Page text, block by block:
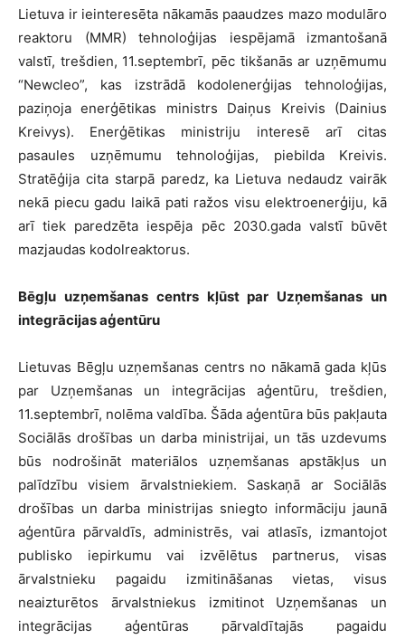
Lietuva ir ieinteresēta nākamās paaudzes mazo modulāro
reaktoru (MMR) tehnoloģijas iespējamā izmantošanā
valstī, trešdien, 11.septembrī, pēc tikšanās ar uzņēmumu
“Newcleo”, kas izstrādā kodolenerģijas tehnoloģijas,
paziņoja enerģētikas ministrs Daiņus Kreivis (Dainius
Kreivys). Enerģētikas ministriju interesē arī citas
pasaules uzņēmumu tehnoloģijas, piebilda Kreivis.
Stratēģija cita starpā paredz, ka Lietuva nedaudz vairāk
nekā piecu gadu laikā pati ražos visu elektroenerģiju, kā
arī tiek paredzēta iespēja pēc 2030.gada valstī būvēt
mazjaudas kodolreaktorus.
Bēgļu uzņemšanas centrs kļūst par Uzņemšanas un
integrācijas aģentūru
Lietuvas Bēgļu uzņemšanas centrs no nākamā gada kļūs
par Uzņemšanas un integrācijas aģentūru, trešdien,
11.septembrī, nolēma valdība. Šāda aģentūra būs pakļauta
Sociālās drošības un darba ministrijai, un tās uzdevums
būs nodrošināt materiālos uzņemšanas apstākļus un
palīdzību visiem ārvalstniekiem. Saskaņā ar Sociālās
drošības un darba ministrijas sniegto informāciju jaunā
aģentūra pārvaldīs, administrēs, vai atlasīs, izmantojot
publisko iepirkumu vai izvēlētus partnerus, visas
ārvalstnieku pagaidu izmitināšanas vietas, visus
neaizturētos ārvalstniekus izmitinot Uzņemšanas un
integrācijas aģentūras pārvaldītajās pagaidu